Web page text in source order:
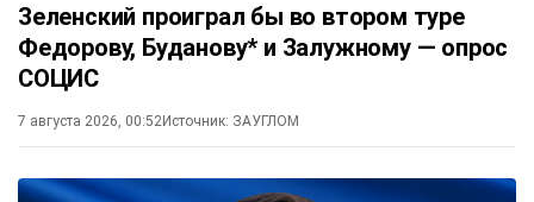
Зеленский проиграл бы во втором туре
Федорову, Буданову* и Залужному — опрос
СОЦИС
7 августа 2026, 00:52Источник: ЗАУГЛОМ